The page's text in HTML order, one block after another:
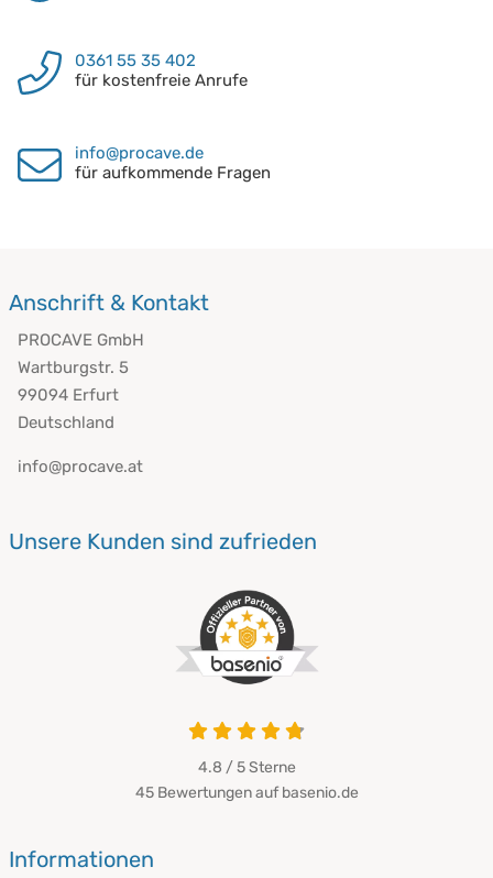
0361 55 35 402
für kostenfreie Anrufe
info@procave.de
für aufkommende Fragen
Anschrift & Kontakt
PROCAVE GmbH
Wartburgstr. 5
99094 Erfurt
Deutschland
info@procave.at
Unsere Kunden sind zufrieden
4.8 von 5
4.8 / 5Sterne
45 Bewertungen auf basenio.de
Informationen